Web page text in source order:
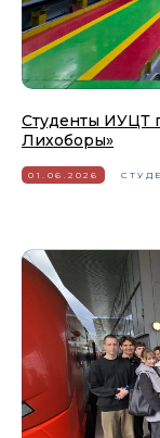
Студенты ИУЦТ
Лихоборы»
01.06.2026